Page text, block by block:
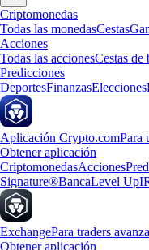
Criptomonedas
Todas las monedasCestas
Acciones
Todas las accionesCestas de
Predicciones
DeportesFinanzasElecciones
Aplicación Crypto.comPara
Obtener aplicación
CriptomonedasAcciones
Signature®BancaLevel Up
ExchangePara traders
Obtener aplicación